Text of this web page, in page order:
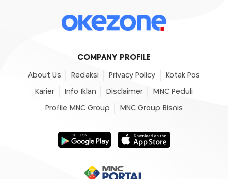
COMPANY PROFILE
About Us Redaksi Privacy Policy Kotak Pos
Karier Info Iklan Disclaimer MNC Peduli
Profile MNC Group MNC Group Bisnis